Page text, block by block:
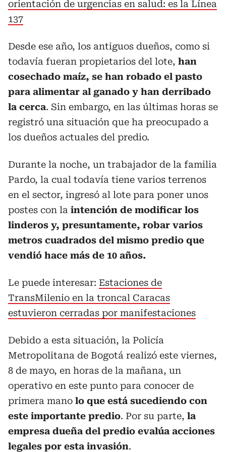
orientación de urgencias en salud: es la Línea
137
Desde ese año, los antiguos dueños, como si
todavía fueran propietarios del lote, han
cosechado maíz, se han robado el pasto
para alimentar al ganado y han derribado
la cerca. Sin embargo, en las últimas horas se
registró una situación que ha preocupado a
los dueños actuales del predio.
Durante la noche, un trabajador de la familia
Pardo, la cual todavía tiene varios terrenos
en el sector, ingresó al lote para poner unos
postes con la intención de modificar los
linderos y, presuntamente, robar varios
metros cuadrados del mismo predio que
vendió hace más de 10 años.
Le puede interesar: Estaciones de
TransMilenio en la troncal Caracas
estuvieron cerradas por manifestaciones
Debido a esta situación, la Policía
Metropolitana de Bogotá realizó este viernes,
8 de mayo, en horas de la mañana, un
operativo en este punto para conocer de
primera mano lo que está sucediendo con
este importante predio. Por su parte, la
empresa dueña del predio evalúa acciones
legales por esta invasión.